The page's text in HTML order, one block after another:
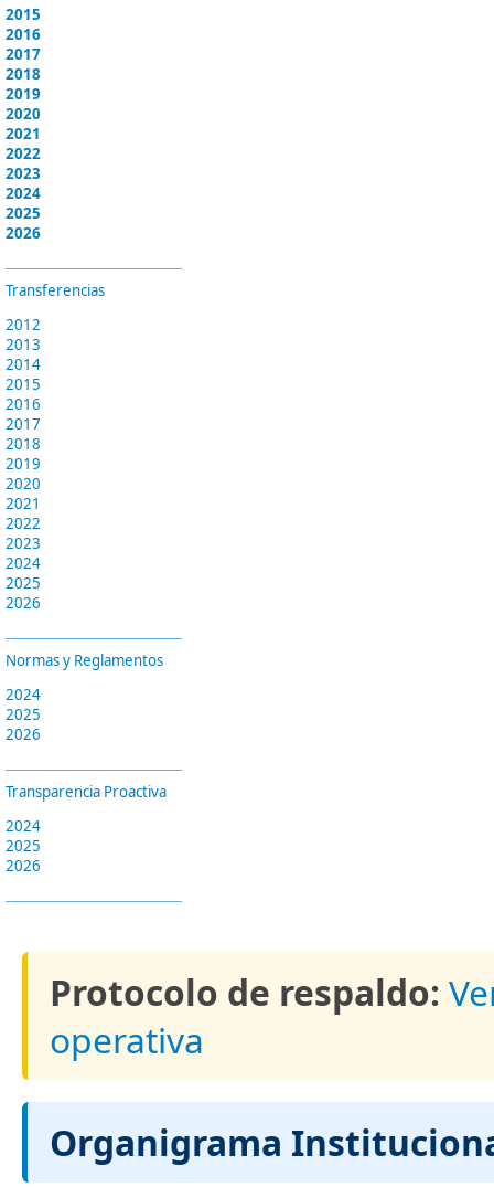
2015
2016
2017
2018
2019
2020
2021
2022
2023
2024
2025
2026
Transferencias
2012
2013
2014
2015
2016
2017
2018
2019
2020
2021
2022
2023
2024
2025
2026
Normas y Reglamentos
2024
2025
2026
Transparencia Proactiva
2024
2025
2026
Protocolo de respaldo:
operativa
Organigrama